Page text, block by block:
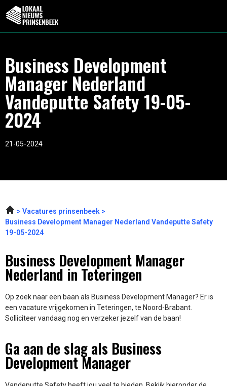
Business Development
Manager Nederland
Vandeputte Safety 19-05-
2024
21-05-2024
Vacatures prinsenbeek
Business Development Manager Nederland Vandeputte Safety
19-05-2024
Business Development Manager
Nederland in Teteringen
Op zoek naar een baan als Business Development Manager? Er is
een vacature vrijgekomen in Teteringen, te Noord-Brabant.
Solliciteer vandaag nog en verzeker jezelf van de baan!
Ga aan de slag als Business
Development Manager